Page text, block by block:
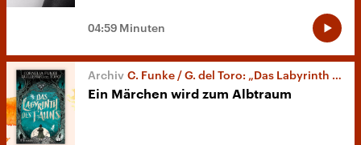
04:59 Minuten
C. Funke / G. del Toro: „Das Labyrinth des Fauns“
Ein Märchen wird zum Albtraum